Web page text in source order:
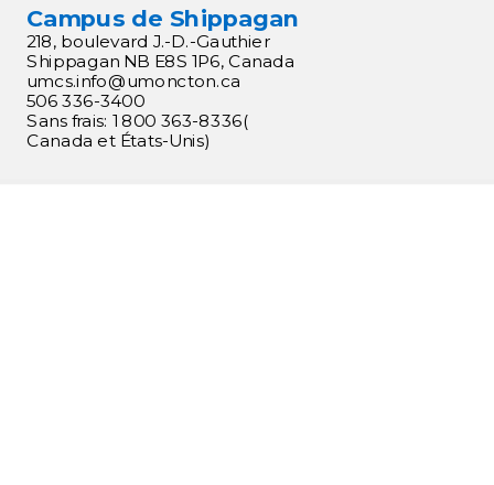
Campus de Shippagan
218, boulevard J.-D.-Gauthier
Shippagan NB E8S 1P6, Canada
umcs.info@umoncton.ca
506 336-3400
Sans frais: 1 800 363-8336(
Canada et États-Unis)